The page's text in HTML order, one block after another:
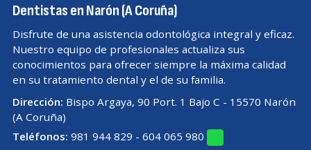
Dentistas en Narón (A Coruña)
Disfrute de una asistencia odontológica integral y eficaz.
Nuestro equipo de profesionales actualiza sus
conocimientos para ofrecer siempre la máxima calidad
en su tratamiento dental y el de su familia.
Dirección: Bispo Argaya, 90 Port. 1 Bajo C - 15570 Narón
(A Coruña)
Teléfonos: 981 944 829 - 604 065 980